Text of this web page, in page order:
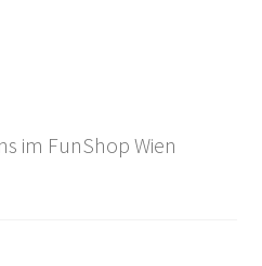
im FunShop Wien